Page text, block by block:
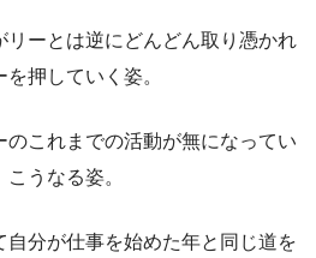
リーとは逆にどんどん取り憑かれ
押していく姿。
これまでの活動が無になってい
うなる姿。
自分が仕事を始めた年と同じ道を